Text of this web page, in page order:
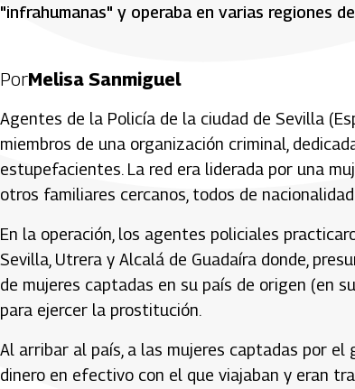
"infrahumanas" y operaba en varias regiones
PorMelisa Sanmiguel
Agentes de la Policía de la ciudad de Sevilla
miembros de una organización criminal,
estupefacientes. La red era liderada por una
otros familiares cercanos, todos de
En la operación, los agentes policiales
Sevilla, Utrera y Alcalá de Guadaíra donde,
de mujeres captadas en su país de origen (en
para ejercer la prostitución.
Al arribar al país, a las mujeres captadas por
dinero en efectivo con el que viajaban y eran